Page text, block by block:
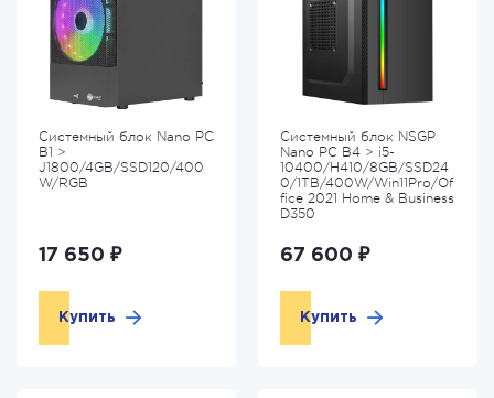
Системный блок Nano PC
B1 >
J1800/4GB/SSD120/400
W/RGB
17 650 ₽
Купить
Системный блок NSGP
Nano PC B4 > i5-
10400/H410/8GB/SSD24
0/1TB/400W/Win11Pro/Of
fice 2021 Home & Business
D350
67 600 ₽
Купить